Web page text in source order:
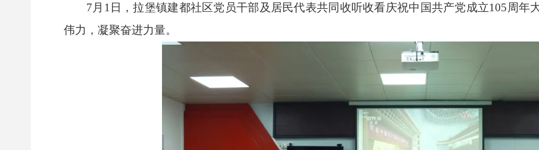
7月1日，拉堡镇建都社区党员干部及居民代表共同收听收看庆祝中国共产党成立105周年
伟力，凝聚奋进力量。